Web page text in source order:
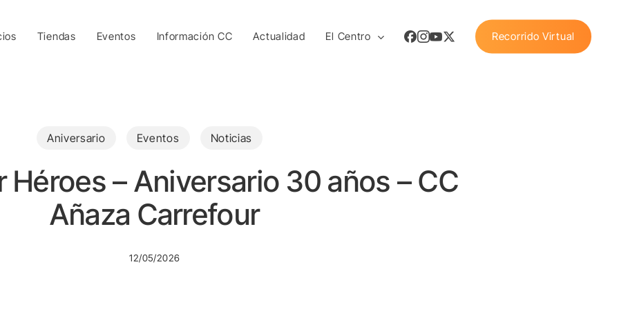
Tiendas Eventos Información CC Actualidad El Centro Facebook
Instagram
Youtube
X
Twitter
Recorrido Virtual
Aniversario Eventos Noticias
Héroes – Aniversario 30 años – CC
Añaza Carrefour
12/05/2026